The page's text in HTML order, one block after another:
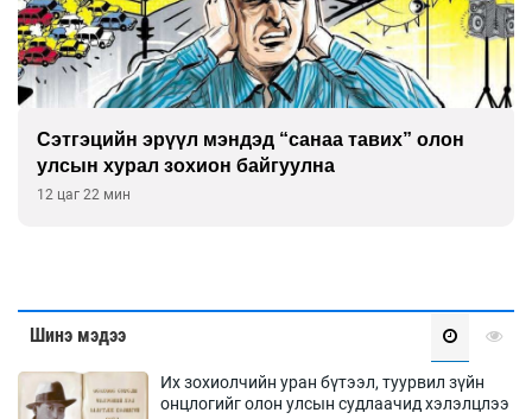
Сэтгэцийн эрүүл мэндэд “санаа тавих” олон
улсын хурал зохион байгуулна
12 цаг 22 мин
Шинэ мэдээ
Их зохиолчийн уран бүтээл, туурвил зүйн
онцлогийг олон улсын судлаачид хэлэлцлээ